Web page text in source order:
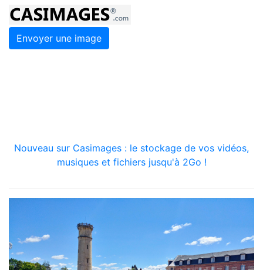
Envoyer une image
Nouveau sur Casimages : le stockage de vos vidéos,
musiques et fichiers jusqu'à 2Go !